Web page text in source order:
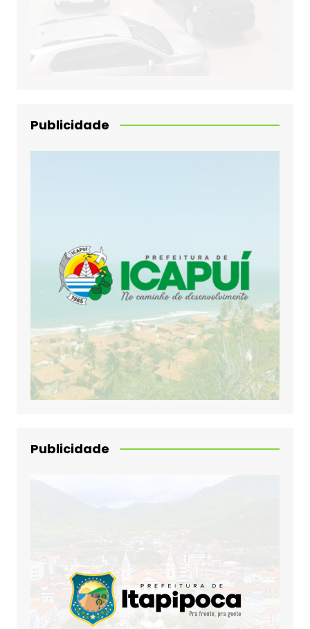
Publicidade
Publicidade